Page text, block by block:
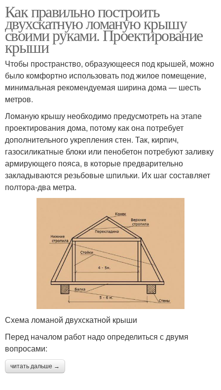
Как правильно построить
двухскатную ломаную крышу
своими руками. Проектирование
крыши
Чтобы пространство, образующееся под крышей, можно
было комфортно использовать под жилое помещение,
минимальная рекомендуемая ширина дома — шесть
метров.
Ломаную крышу необходимо предусмотреть на этапе
проектирования дома, потому как она потребует
дополнительного укрепления стен. Так, кирпич,
газосиликатные блоки или пенобетон потребуют заливку
армирующего пояса, в которые предварительно
закладываются резьбовые шпильки. Их шаг составляет
полтора-два метра.
Схема ломаной двухскатной крыши
Перед началом работ надо определиться с двумя
вопросами:
читать дальше →